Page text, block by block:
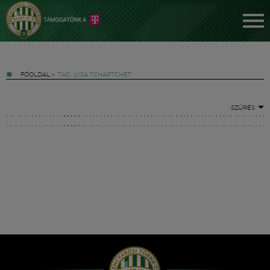
FŐOLDAL » TAG: LYSA TCHAPTCHET
SZŰRÉS
Hírek